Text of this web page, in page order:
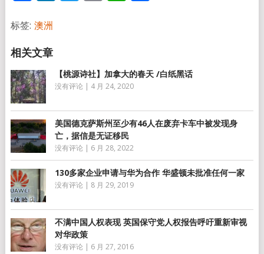
标签: 澳洲
【桃源诗社】加拿大的春天 /白纸黑话
没有评论 | 4 月 24, 2020
美国德克萨斯州至少有46人在废弃卡车中被发现身
亡，据信是无证移民
没有评论 | 6 月 28, 2022
130多家企业申请与华为合作 华盛顿未批准任何一家
没有评论 | 8 月 29, 2019
不满中国人权表现 英国保守党人权报告呼吁重新审视
对华政策
没有评论 | 6 月 27, 2016